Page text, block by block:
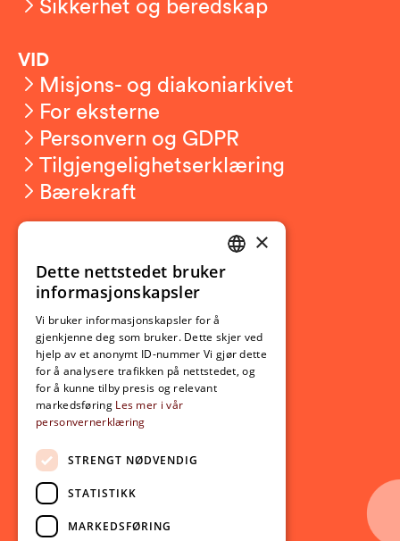
VID
Misjons- og diakoniarkivet
For eksterne
Personvern og GDPR
Tilgjengelighetserklæring
Bærekraft
Ny student
Utveksling
Opptak
Lov- og regelverk
Aktuelt
Nyheter
Arrangementer
Nyhetsbrev
Ledige stillinger
Følg oss på sosiale medier:
NORWEGIAN
×
Dette nettstedet bruker
informasjonskapsler
Vi bruker informasjonskapsler for å
gjenkjenne deg som bruker. Dette skjer ved
hjelp av et anonymt ID-nummer Vi gjør dette
for å analysere trafikken på nettstedet, og
for å kunne tilby presis og relevant
markedsføring Les mer i vår
personvernerklæring
STRENGT NØDVENDIG
STATISTIKK
MARKEDSFØRING